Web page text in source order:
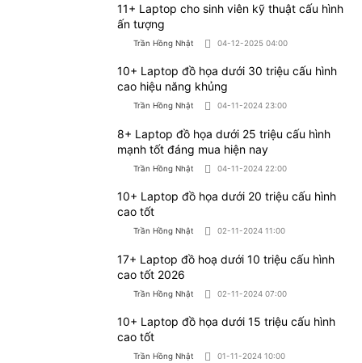
Thiết kế đồ họa và kỹ thuật còn rất nhiều những yêu
cầu về hình ảnh và dữ liệu. Những hình ảnh và dữ liệu
này có dung lượng lớn cho nên laptop cũng cần có bộ
nhớ đủ lớn để chứa toàn bộ các dữ liệu này trong quá
trình làm việc. Vậy nên, những chiếc laptop chuyên thiết
kế đồ họa thường có dung lượng RAM lớn, tối thiểu là
hơn để việc khởi chạy các ứng dụng thiết kế được mượt
mà các chương trình đồ họa, mô phỏng 3D.
11+ Laptop cho sinh viên kỹ thuật cấu hình
ấn tượng
Trần Hồng Nhật 04-12-2025 04:00
10+ Laptop đồ họa dưới 30 triệu cấu hình
cao hiệu năng khủng
Trần Hồng Nhật 04-11-2024 23:00
8+ Laptop đồ họa dưới 25 triệu cấu hình
mạnh tốt đáng mua hiện nay
Trần Hồng Nhật 04-11-2024 22:00
10+ Laptop đồ họa dưới 20 triệu cấu hình
cao tốt
Trần Hồng Nhật 02-11-2024 11:00
17+ Laptop đồ hoạ dưới 10 triệu cấu hình
cao tốt 2026
Trần Hồng Nhật 02-11-2024 07:00
10+ Laptop đồ họa dưới 15 triệu cấu hình
cao tốt
Trần Hồng Nhật 01-11-2024 10:00